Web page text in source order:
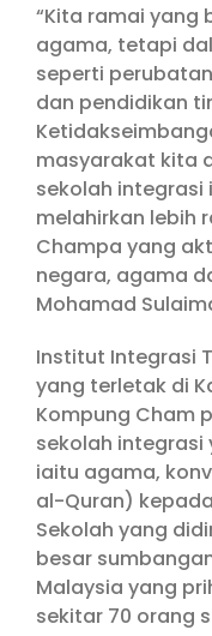
“Kita ramai yang
agama, tetapi
seperti
dan pendidikan
masyarakat kita
sekolah integrasi
melahirkan lebih
Champa yang
negara, agama
Mohamad
Institut Integrasi
yang terletak di
Kompung Cham
sekolah integrasi
iaitu agama,
al-Quran)
Sekolah yang
besar
Malaysia yang
sekitar 70 orang